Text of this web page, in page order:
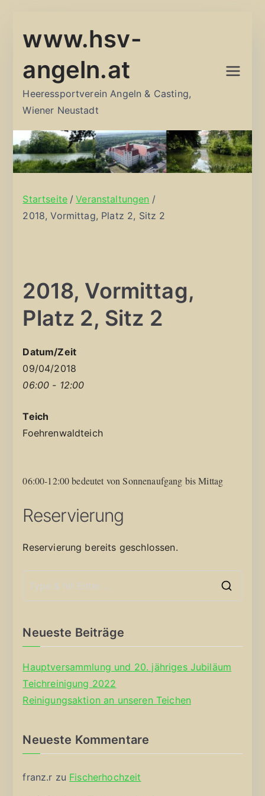
Inhalt
www.hsv-
angeln.at
Heeressportverein Angeln & Casting,
Wiener Neustadt
Startseite
Veranstaltungen
2018, Vormittag, Platz 2, Sitz 2
2018, Vormittag,
Platz 2, Sitz 2
Datum/Zeit
09/04/2018
06:00 - 12:00
Teich
Foehrenwaldteich
06:00-12:00 bedeutet von Sonnenaufgang bis Mittag
Reservierung
Reservierung bereits geschlossen.
Neueste Beiträge
Hauptversammlung und 20. jähriges Jubiläum
Teichreinigung 2022
Reinigungsaktion an unseren Teichen
Neueste Kommentare
franz.r zu Fischerhochzeit